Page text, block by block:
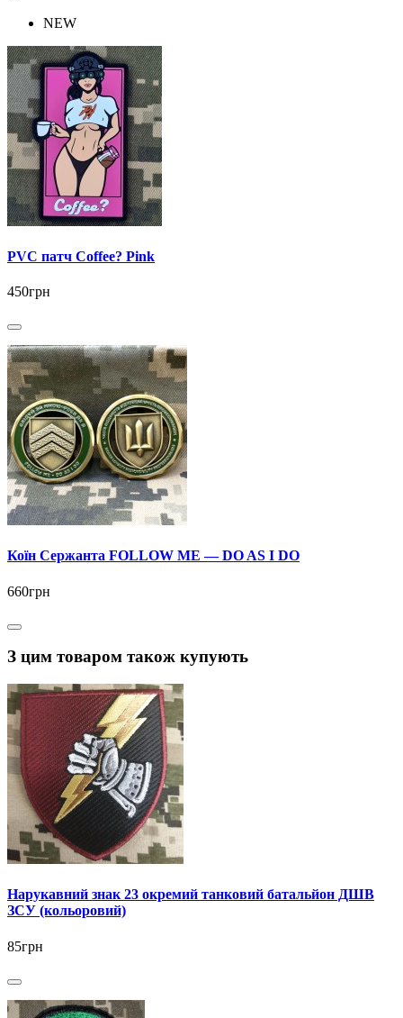
NEW
PVC патч Coffee? Pink
450грн
Коїн Сержанта FOLLOW ME — DO AS I DO
660грн
З цим товаром також купують
Нарукавний знак 23 окремий танковий батальйон ДШВ
ЗСУ (кольоровий)
85грн